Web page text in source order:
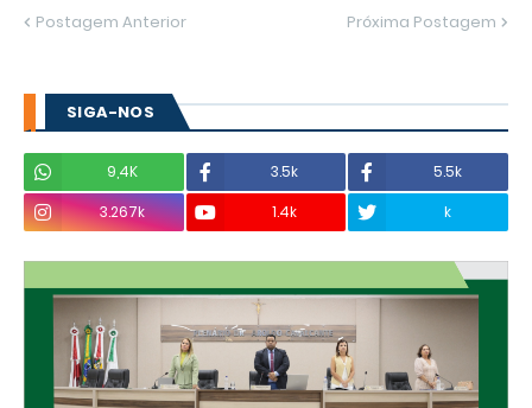
Postagem Anterior Próxima Postagem
SIGA-NOS
9,4K 3.5k
5.5k
3.267k
1.4k k